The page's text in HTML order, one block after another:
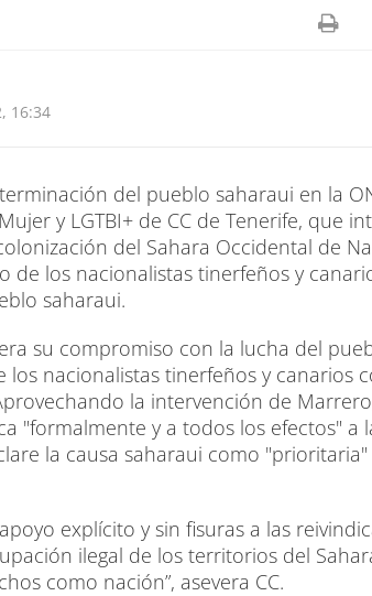
16:34
del pueblo saharaui en la
y LGTBI+ de CC de Tenerife, que
del Sahara Occidental de
de los nacionalistas tinerfeños y
saharaui.
su compromiso con la lucha del
los nacionalistas tinerfeños y canarios
la intervención de
"formalmente y a todos los efectos" a
la causa saharaui como "prioritaria"
explícito y sin fisuras a las
ilegal de los territorios del
como nación”, asevera CC.